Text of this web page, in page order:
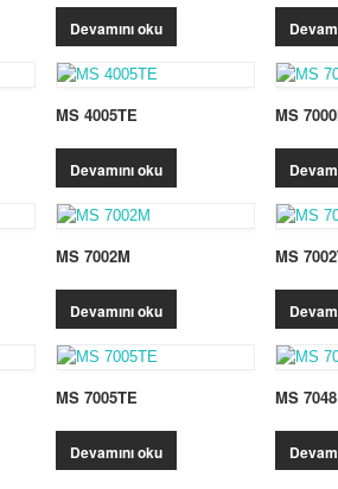
Devamını oku
MS 4005TE
Devamını oku
MS
MS 7002M
Devamını oku
MS
MS 7005TE
Devamını oku
MS 7048